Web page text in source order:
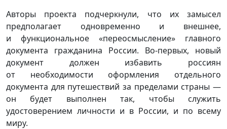
Авторы проекта подчеркнули, что их замысел
предполагает одновременно и внешнее,
и функциональное «переосмысление» главного
документа гражданина России. Во-первых, новый
документ должен избавить россиян
от необходимости оформления отдельного
документа для путешествий за пределами страны —
он будет выполнен так, чтобы служить
удостоверением личности и в России, и по всему
миру.